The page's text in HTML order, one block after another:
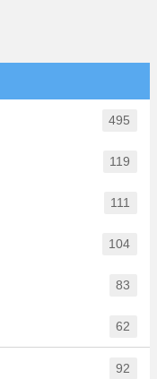
495
119
111
104
83
62
92